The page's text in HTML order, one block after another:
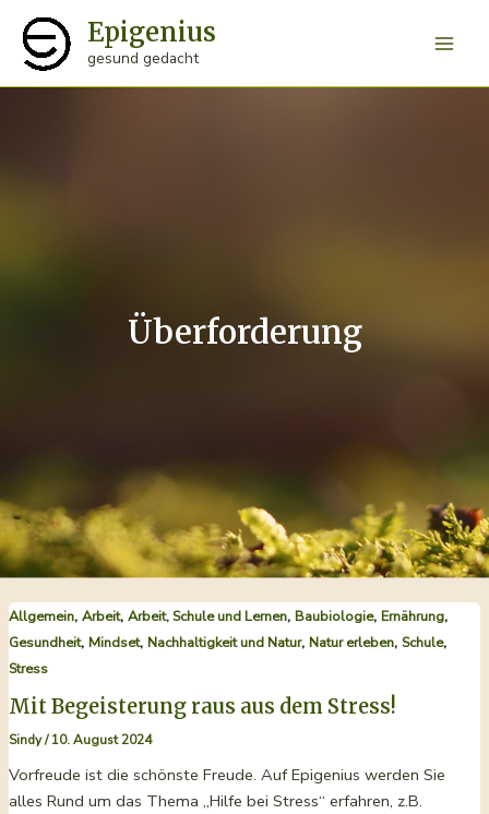
Inhalt
springen
Epigenius
gesund gedacht
Überforderung
Allgemein, Arbeit, Arbeit, Schule und Lernen, Baubiologie, Ernährung,
Gesundheit, Mindset, Nachhaltigkeit und Natur, Natur erleben, Schule,
Stress
Mit Begeisterung raus aus dem Stress!
Sindy/10. August 2024
Vorfreude ist die schönste Freude. Auf Epigenius werden Sie
alles Rund um das Thema „Hilfe bei Stress“ erfahren, z.B.